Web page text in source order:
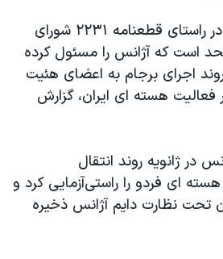
گزارش مدیرکل آژانس در راستای قطعنامه ۲۲۳۱ شورای
است که آژانس را مسئول کرده
اجرای برجام به اعضای هئیت
فعالیت هسته ای ایران، گزارش
در ژانویه روند انتقال
ای فردو را راستی‌آزمایی کرد و
تحت نظارت دایم آژانس ذخیره